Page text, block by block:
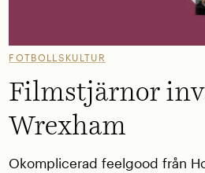
FOTBOLLSKULTUR
Filmstjärnor
Wrexham
Okomplicerad feelgood från